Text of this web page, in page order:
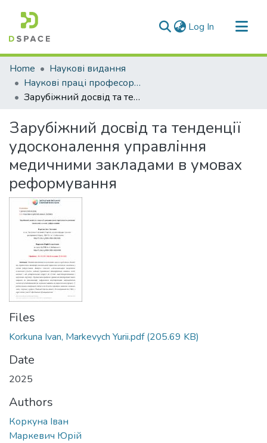
Log In (current)
Communities & Collections
All of DSpace
Statistics
Home
Наукові видання
Наукові праці професорсько-викладацького складу ЛДУФК
Зарубіжний досвід та тенденції удосконалення управління медичними закладами в умовах реформування
Зарубіжний досвід та тенденції
удосконалення управління
медичними закладами в умовах
реформування
Files
Korkuna Ivan, Markevych Yurii.pdf(205.69 KB)
Date
2025
Authors
Коркуна Іван
Маркевич Юрій